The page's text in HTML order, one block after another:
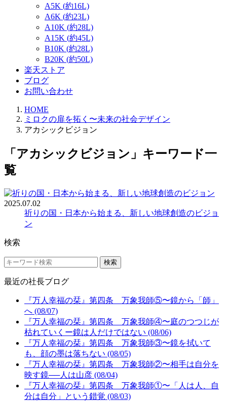
A5K (約16L)
A6K (約23L)
A10K (約28L)
A15K (約45L)
B10K (約28L)
B20K (約50L)
楽天ストア
ブログ
お問い合わせ
HOME
ミロクの扉を拓く〜未来の社会デザイン
アカシックビジョン
「アカシックビジョン」キーワード一
覧
2025.07.02
祈りの国・日本から始まる、新しい地球創造のビジョ
ン
検索
検索
最近の社長ブログ
『万人幸福の栞』第四条 万象我師⑤〜鏡から「師」
へ (08/07)
『万人幸福の栞』第四条 万象我師④〜庭のつつじが
枯れていくー鏡は人だけではない (08/06)
『万人幸福の栞』第四条 万象我師③〜鏡を拭いて
も、顔の墨は落ちない (08/05)
『万人幸福の栞』第四条 万象我師②〜相手は自分を
映す鏡──人は山彦 (08/04)
『万人幸福の栞』第四条 万象我師①〜「人は人、自
分は自分」という錯覚 (08/03)